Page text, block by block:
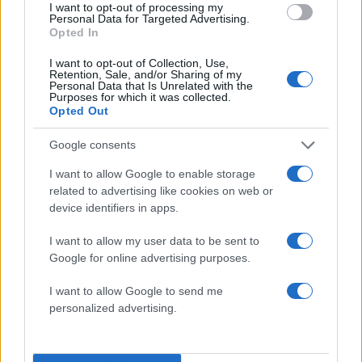
I want to opt-out of processing my
Personal Data for Targeted Advertising.
Opted In
I want to opt-out of Collection, Use,
Retention, Sale, and/or Sharing of my
Personal Data that Is Unrelated with the
Purposes for which it was collected.
Opted Out
Google consents
I want to allow Google to enable storage
related to advertising like cookies on web or
device identifiers in apps.
I want to allow my user data to be sent to
Google for online advertising purposes.
I want to allow Google to send me
personalized advertising.
Αν τα χάσατε